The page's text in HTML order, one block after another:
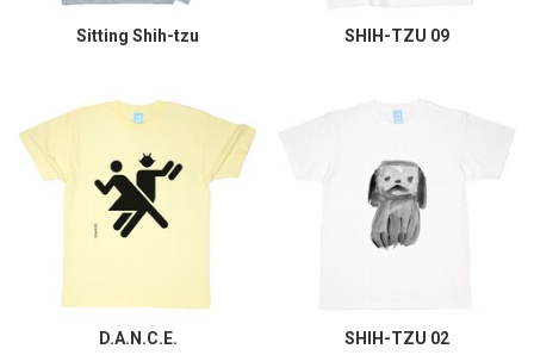
Sitting Shih-tzu SHIH-TZU 09
D.A.N.C.E. SHIH-TZU 02